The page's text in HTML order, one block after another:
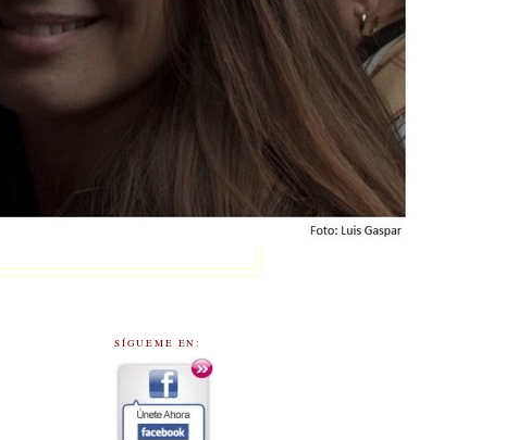
SÍGUEME EN: